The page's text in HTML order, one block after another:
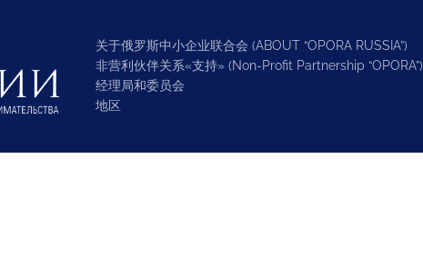
关于俄罗斯中小企业联合会 (ABOUT “OPORA RUSSIA”)
非营利伙伴关系«支持» (Non-Profit Partnership “OPORA”)
经理局和委员会
地区